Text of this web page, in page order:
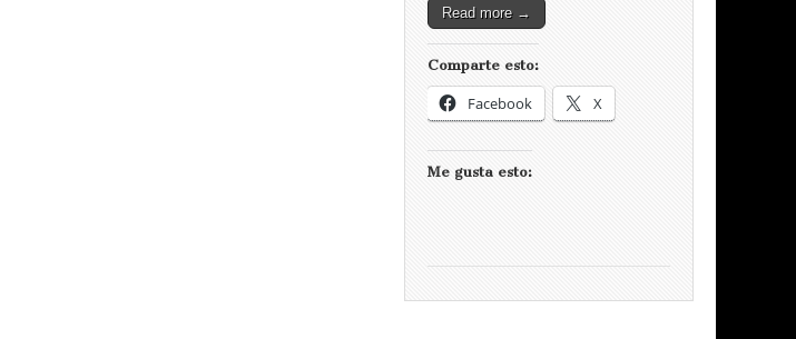
Read more →
Comparte esto:
Facebook X
Me gusta esto: